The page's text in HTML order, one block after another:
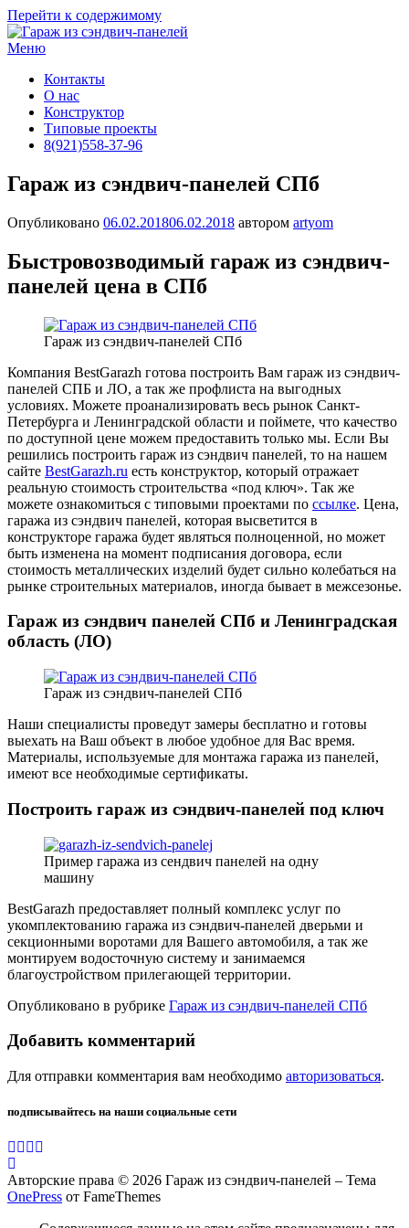
Перейти к содержимому
Меню
Контакты
О нас
Конструктор
Типовые проекты
8(921)558-37-96
Гараж из сэндвич-панелей СПб
Опубликовано 06.02.201806.02.2018 автором artyom
Быстровозводимый гараж из сэндвич-
панелей цена в СПб
Гараж из сэндвич-панелей СПб
Компания BestGarazh готова построить Вам гараж из сэндвич-
панелей СПБ и ЛО, а так же профлиста на выгодных
условиях. Можете проанализировать весь рынок Санкт-
Петербурга и Ленинградской области и поймете, что качество
по доступной цене можем предоставить только мы. Если Вы
решились построить гараж из сэндвич панелей, то на нашем
сайте BestGarazh.ru есть конструктор, который отражает
реальную стоимость строительства «под ключ». Так же
можете ознакомиться с типовыми проектами по ссылке. Цена,
гаража из сэндвич панелей, которая высветится в
конструкторе гаража будет являться полноценной, но может
быть изменена на момент подписания договора, если
стоимость металлических изделий будет сильно колебаться на
рынке строительных материалов, иногда бывает в межсезонье.
Гараж из сэндвич панелей СПб и Ленинградская
область (ЛО)
Гараж из сэндвич-панелей СПб
Наши специалисты проведут замеры бесплатно и готовы
выехать на Ваш объект в любое удобное для Вас время.
Материалы, используемые для монтажа гаража из панелей,
имеют все необходимые сертификаты.
Построить гараж из сэндвич-панелей под ключ
Пример гаража из сендвич панелей на одну
машину
BestGarazh предоставляет полный комплекс услуг по
укомплектованию гаража из сэндвич-панелей дверьми и
секционными воротами для Вашего автомобиля, а так же
монтируем водосточную систему и занимаемся
благоустройством прилегающей территории.
Опубликовано в рубрике Гараж из сэндвич-панелей СПб
Добавить комментарий
Для отправки комментария вам необходимо авторизоваться.
подписывайтесь на наши социальные сети
Авторские права © 2026 Гараж из сэндвич-панелей – Тема
OnePress от FameThemes